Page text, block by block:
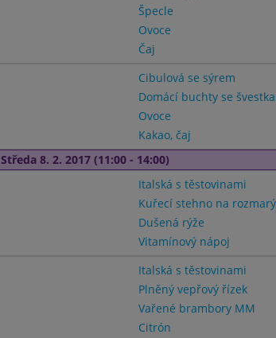
Špecle
Ovoce
Čaj
Cibulová se sýrem
Domácí buchty se
Ovoce
Kakao, čaj
Středa 8. 2. 2017 (11:00 - 14:00)
Italská s těstovinami
Kuřecí stehno na
Dušená rýže
Vitamínový nápoj
Italská s těstovinami
Plněný vepřový řízek
Vařené brambory MM
Citrón